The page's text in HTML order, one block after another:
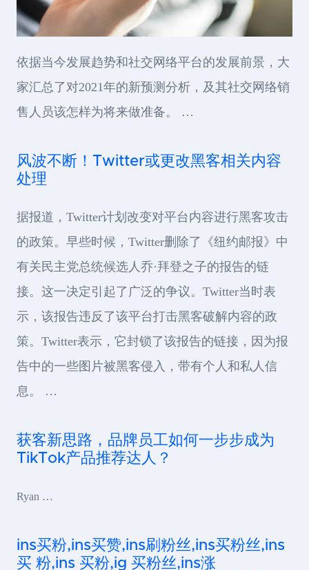
依据当今发展趋势和社交网络平台的发展前景，大
家汇总了对2021年的新预测分析，及其社交网络销
售人员该怎样为将来做准备。 …
风波不断！Twitter或更改黑客相关内容
处理
据报道，Twitter计划改变对平台内容进行黑客攻击
的政策。早些时候，Twitter删除了《纽约邮报》中
有关民主党总统候选人乔·拜登之子的报告的链
接。这一决定引起了广泛的争议。Twitter当时表
示，该报告违反了该平台打击黑客破解内容的政
策。Twitter表示，它封锁了该报告的链接，因为报
告中的一些图片被黑客侵入，带有个人和私人信
息。 …
获客新思路，品牌员工如何一步步成为
TikTok产品推荐达人？
Ryan …
ins买粉,ins买赞,ins刷粉丝,ins买粉丝,ins
买 粉,ins 买粉,ig 买粉丝,ins涨